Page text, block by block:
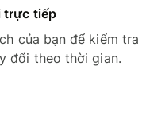
trực tiếp
của bạn để kiểm tra
đổi theo thời gian.